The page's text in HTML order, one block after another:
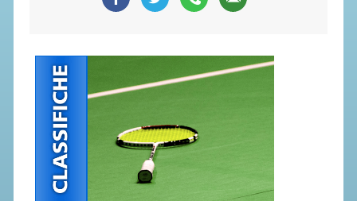
SEGRETERIA FEDERALE
AVVISI E BANDI
CIRCOLARI
SAFEGUARDING
RICHIESTA PATROCINIO